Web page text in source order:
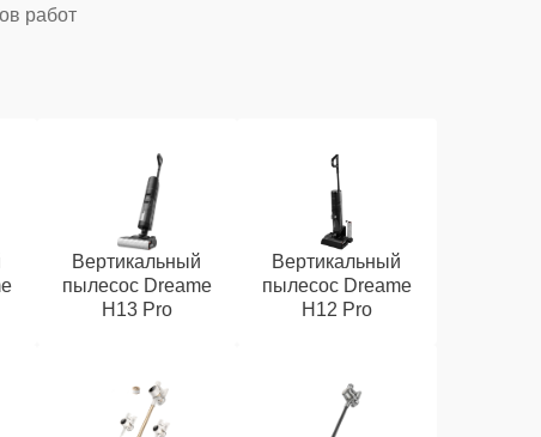
работ
Вертикальный
пылесос Dreame
H13 Pro
Вертикальный
пылесос Dreame
H12 Pro